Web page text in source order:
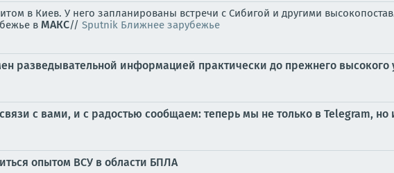
в Киев. У него запланированы встречи с Сибигой и другими
в MAКС// Sputnik Ближнее зарубежье
разведывательной информацией практически до прежнего высокого
с вами, и с радостью сообщаем: теперь мы не только в Telegram, но
опытом ВСУ в области БПЛА